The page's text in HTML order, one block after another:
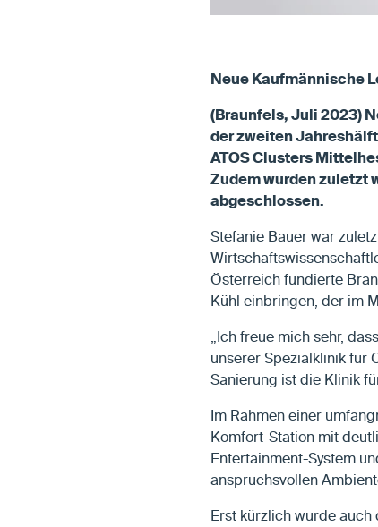
Neue Kaufmännische
(Braunfels, Juli 2023)
der zweiten
ATOS Clusters
Zudem wurden zuletzt
abgeschlossen.
Stefanie Bauer war
Österreich fundierte
Kühl einbringen, der im
„Ich freue mich sehr,
unserer Spezialklinik für
Sanierung ist die Klinik
Im Rahmen einer
Komfort-Station mit
Entertainment-System
anspruchsvollen
Erst kürzlich wurde